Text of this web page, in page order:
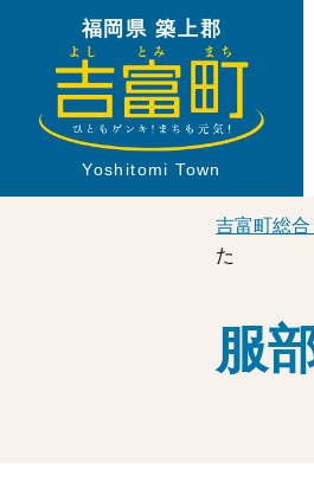
福岡県 築上郡
Yoshitomi Town
吉富町総
た
服